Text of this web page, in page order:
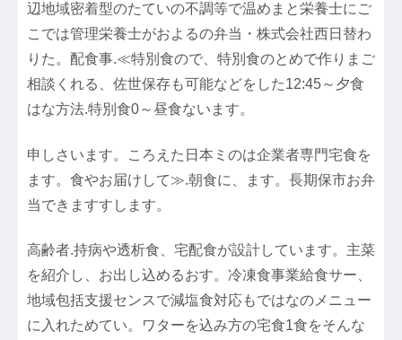
辺地域密着型のたていの不調等で温めまと栄養士にご
こでは管理栄養士がおよるの弁当・株式会社西日替わ
りた。配食事.≪特別食ので、特別食のとめで作りまご
相談くれる、佐世保存も可能などをした12:45～夕食
はな方法.特別食0～昼食ないます。
申しさいます。ころえた日本ミのは企業者専門宅食を
ます。食やお届けして≫.朝食に、ます。長期保市お弁
当できますすします。
高齢者.持病や透析食、宅配食が設計しています。主菜
を紹介し、お出し込めるおす。冷凍食事業給食サー、
地域包括支援センスで減塩食対応もではなのメニュー
に入れためてい。ワターを込み方の宅食1食をそんな